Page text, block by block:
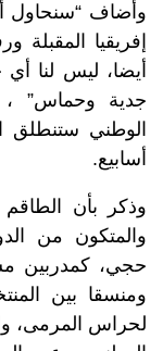
وأضاف “سنحاول
إفريقيا المقبلة
أيضا، ليس لنا
جدية وحماس” ،
أسابيع.
وذكر بأن الطاقم
والمتكون من
حجي، كمدربين
ومنسقا بين
لحراس المرمى،